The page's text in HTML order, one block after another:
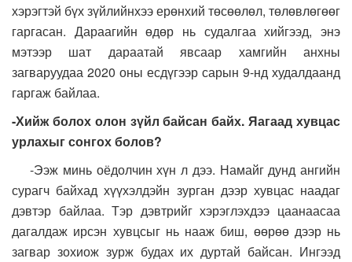
хэрэгтэй бүх зүйлийнхээ ерөнхий төсөөлөл, төлөвлөгөөг
гаргасан. Дараагийн өдөр нь судалгаа хийгээд, энэ
мэтээр шат дараатай явсаар хамгийн анхны
загваруудаа 2020 оны есдүгээр сарын 9-нд худалдаанд
гаргаж байлаа.
-Хийж болох олон зүйл байсан байх. Яагаад хувцас
урлахыг сонгох болов?
-Ээж минь оёдолчин хүн л дээ. Намайг дунд ангийн
сурагч байхад хүүхэлдэйн зурган дээр хувцас наадаг
дэвтэр байлаа. Тэр дэвтрийг хэрэглэхдээ цаанаасаа
дагалдаж ирсэн хувцсыг нь нааж биш, өөрөө дээр нь
загвар зохиож зурж будах их дуртай байсан. Ингээд